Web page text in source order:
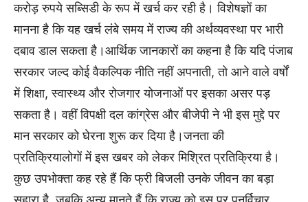
करोड़ रुपये सब्सिडी के रूप में खर्च कर रही है। विशेषज्ञों का
मानना है कि यह खर्च लंबे समय में राज्य की अर्थव्यवस्था पर भारी
दबाव डाल सकता है।आर्थिक जानकारों का कहना है कि यदि पंजाब
सरकार जल्द कोई वैकल्पिक नीति नहीं अपनाती, तो आने वाले वर्षों
में शिक्षा, स्वास्थ्य और रोजगार योजनाओं पर इसका असर पड़
सकता है। वहीं विपक्षी दल कांग्रेस और बीजेपी ने भी इस मुद्दे पर
मान सरकार को घेरना शुरू कर दिया है।जनता की
प्रतिक्रियालोगों में इस खबर को लेकर मिश्रित प्रतिक्रिया है।
कुछ उपभोक्ता कह रहे हैं कि फ्री बिजली उनके जीवन का बड़ा